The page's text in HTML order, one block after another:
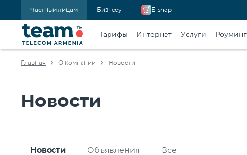
Частным лицам Бизнесу E-shop
Тарифы Интернет Услуги Роуминг
Главная О компании Новости
Новости
Новости Объявления Все